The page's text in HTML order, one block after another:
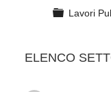
t
l
r
l
C
t
Lavori
ELENCO